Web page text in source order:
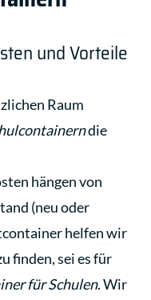
und Vorteile
Raum
die
hängen von
(neu oder
helfen wir
finden, sei es für
für Schulen. Wir